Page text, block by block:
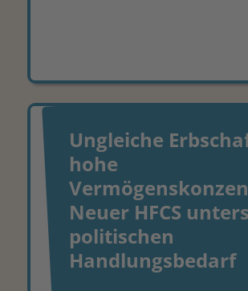
Ungleiche
hohe
Neuer HFCS
politischen
Handlungsbedarf